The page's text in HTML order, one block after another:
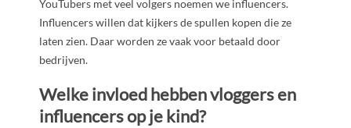
YouTubers met veel volgers noemen we influencers.
Influencers willen dat kijkers de spullen kopen die ze
laten zien. Daar worden ze vaak voor betaald door
bedrijven.
Welke invloed hebben vloggers en
influencers op je kind?